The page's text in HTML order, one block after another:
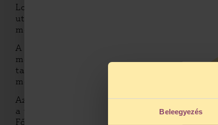
Beleegyezés
Lovas István – újságíró, közéleti
után 2005. január 11-én
megfizetését kérte jó hírnévhez fűződő
A TASZ ellenkérelmében hivatkozott arra,
megismerhetőek voltak, valamint arra, hogy
tartott és a 2006. április 19-én született
meghaladóan a felperes keresetét elutasította.
Az ítélet ellen mind Lovas István jogi
a teljes kereseti követelés megítélését, a
Fővárosi Ítélőtábla részben megváltoztatta